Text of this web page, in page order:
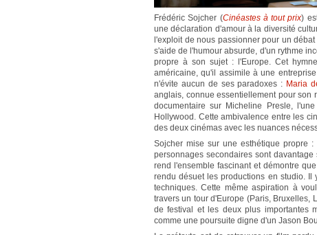
Frédéric Sojcher (Cinéastes à tout prix)
une déclaration d'amour à la diversité
l'exploit de nous passionner pour un
s'aide de l'humour absurde, d'un rythme
propre à son sujet : l'Europe. Cet
américaine, qu'il assimile à une
n'évite aucun de ses paradoxes : Maria
anglais, connue essentiellement pour son
documentaire sur Micheline Presle,
Hollywood. Cette ambivalence entre les
des deux cinémas avec les nuances
Sojcher mise sur une esthétique propre
personnages secondaires sont
rend l'ensemble fascinant et démontre
rendu désuet les productions en studio.
techniques. Cette même aspiration à
travers un tour d'Europe (Paris, Bruxelles,
de festival et les deux plus importantes
comme une poursuite digne d'un Jason